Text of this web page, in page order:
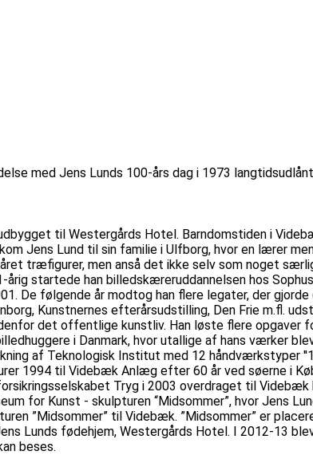
med Jens Lunds 100-års dag i 1973
til Westergårds Hotel. Barndomstiden i
Jens Lund til sin familie i Ulfborg, hvor en lærer
træfigurer, men anså det ikke selv som noget
startede han billedskæreruddannelsen hos
De følgende år modtog han flere legater, der
Kunstnernes efterårsudstilling, Den Frie m.fl.
det offentlige kunstliv. Han løste flere opgaver
i Danmark, hvor utallige af hans værker
af Teknologisk Institut med 12 håndværkstyper
1994 til Videbæk Anlæg efter 60 år ved søerne i
Tryg i 2003 overdraget til Videbæk
for Kunst - skulpturen “Midsommer”, hvor Jens
”Midsommer” til Videbæk. ”Midsommer” er
Lunds fødehjem, Westergårds Hotel. I 2012-13
beses.